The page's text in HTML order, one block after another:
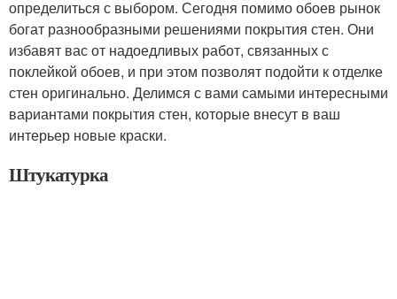
определиться с выбором. Сегодня помимо обоев рынок
богат разнообразными решениями покрытия стен. Они
избавят вас от надоедливых работ, связанных с
поклейкой обоев, и при этом позволят подойти к отделке
стен оригинально. Делимся с вами самыми интересными
вариантами покрытия стен, которые внесут в ваш
интерьер новые краски.
Штукатурка